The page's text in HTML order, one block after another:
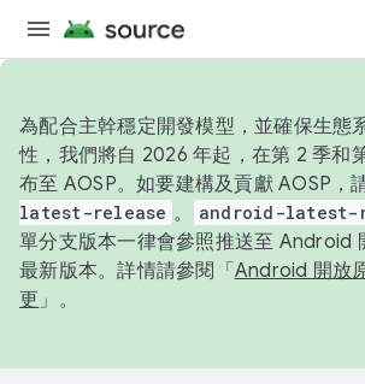
為配合主幹穩定開發模型，並確保生態
性，我們將自 2026 年起，在第 2 季和
布至 AOSP。如要建構及貢獻 AOSP，
latest-release 。 android-latest-
單分支版本一律會參照推送至 Android
最新版本。詳情請參閱「 Android 開放
更 」。